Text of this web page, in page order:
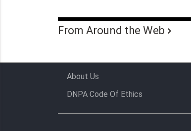
From Around the Web
About Us
DNPA Code Of Ethics